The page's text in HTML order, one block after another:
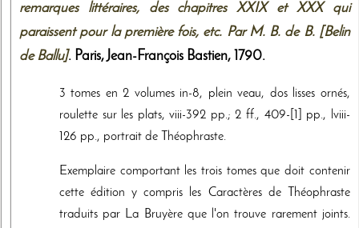
remarques littéraires, des chapitres XXIX et XXX qui
paraissent pour la première fois, etc. Par M. B. de B. [Belin
de Ballu]. Paris, Jean-François Bastien, 1790.
3 tomes en 2 volumes in-8, plein veau, dos lisses ornés,
roulette sur les plats, viii-392 pp.; 2 ff., 409-[1] pp., lviii-
126 pp., portrait de Théophraste.
Exemplaire comportant les trois tomes que doit contenir
cette édition y compris les Caractères de Théophraste
traduits par La Bruyère que l'on trouve rarement joints.